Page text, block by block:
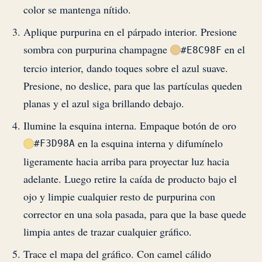
color se mantenga nítido.
Aplique purpurina en el párpado interior. Presione
sombra con purpurina champagne
#E8C98F en el
tercio interior, dando toques sobre el azul suave.
Presione, no deslice, para que las partículas queden
planas y el azul siga brillando debajo.
Ilumine la esquina interna. Empaque botón de oro
#F3D98A en la esquina interna y difumínelo
ligeramente hacia arriba para proyectar luz hacia
adelante. Luego retire la caída de producto bajo el
ojo y limpie cualquier resto de purpurina con
corrector en una sola pasada, para que la base quede
limpia antes de trazar cualquier gráfico.
Trace el mapa del gráfico. Con camel cálido